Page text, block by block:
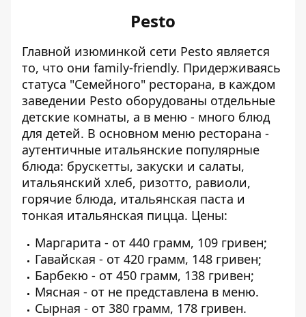
Pesto
Главной изюминкой сети Pesto является
то, что они family-friendly. Придерживаясь
статуса "Семейного" ресторана, в каждом
заведении Pesto оборудованы отдельные
детские комнаты, а в меню - много блюд
для детей. В основном меню ресторана -
аутентичные итальянские популярные
блюда: брускетты, закуски и салаты,
итальянский хлеб, ризотто, равиоли,
горячие блюда, итальянская паста и
тонкая итальянская пицца. Цены:
Маргарита - от 440 грамм, 109 гривен;
Гавайская - от 420 грамм, 148 гривен;
Барбекю - от 450 грамм, 138 гривен;
Мясная - от не представлена в меню.
Сырная - от 380 грамм, 178 гривен.